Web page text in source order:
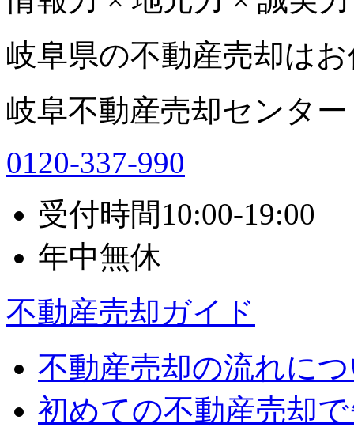
岐阜県の不動産売却は
岐阜不動産売却センター
0120-337-990
受付時間10:00-19:00
年中無休
不動産売却ガイド
不動産売却の流れに
初めての不動産売却